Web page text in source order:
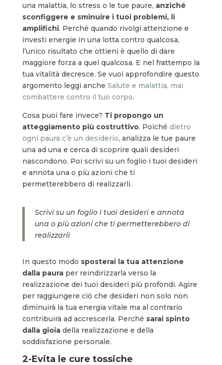
una malattia, lo stress o le tue paure, anziché
sconfiggere e sminuire i tuoi problemi, li
amplifichi. Perché quando rivolgi attenzione e
investi energie in una lotta contro qualcosa,
l’unico risultato che ottieni è quello di dare
maggiore forza a quel qualcosa. E nel frattempo la
tua vitalità decresce. Se vuoi approfondire questo
argomento leggi anche Salute e malattia, mai
combattere contro il tuo corpo.
Cosa puoi fare invece? Ti propongo un
atteggiamento più costruttivo. Poiché dietro
ogni paura c’è un desiderio, analizza le tue paure
una ad una e cerca di scoprire quali desideri
nascondono. Poi scrivi su un foglio i tuoi desideri
e annota una o più azioni che ti
permetterebbero di realizzarli.
Scrivi su un foglio i tuoi desideri e annota
una o più azioni che ti permetterebbero di
realizzarli
In questo modo sposterai la tua attenzione
dalla paura per reindirizzarla verso la
realizzazione dei tuoi desideri più profondi. Agire
per raggiungere ciò che desideri non solo non
diminuirà la tua energia vitale ma al contrario
contribuirà ad accrescerla. Perché sarai spinto
dalla gioia della realizzazione e della
soddisfazione personale.
2-Evita le cure tossiche